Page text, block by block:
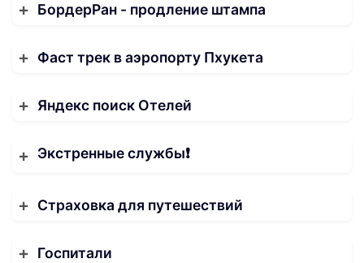
БордерРан - продление штампа
Фаст трек в аэропорту Пхукета
Яндекс поиск Отелей
Экстренные службы❗️
Страховка для путешествий
Госпитали